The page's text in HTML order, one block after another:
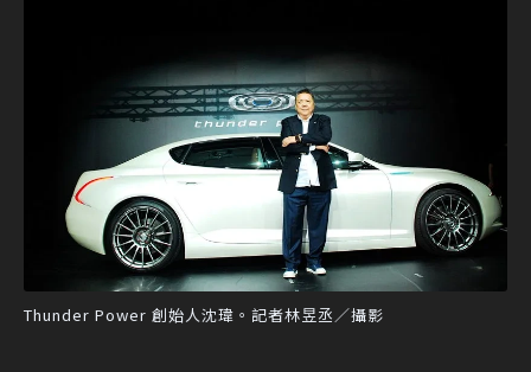
Thunder Power 創始人沈瑋。記者林昱丞／攝影